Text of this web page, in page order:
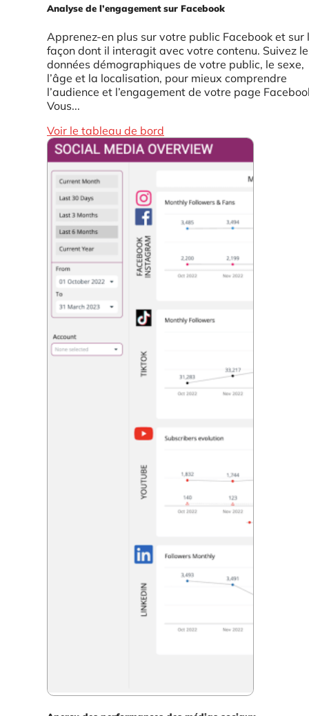
Analyse de l’engagement sur Facebook
Apprenez-en plus sur votre public Facebook et sur
façon dont il interagit avec votre contenu. Suivez
données démographiques de votre public, le sexe,
l’âge et la localisation, pour mieux comprendre
l’audience et l’engagement de votre page
Vous...
Voir le tableau de bord